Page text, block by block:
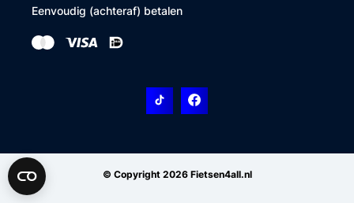
Eenvoudig (achteraf) betalen
© Copyright 2026 Fietsen4all.nl